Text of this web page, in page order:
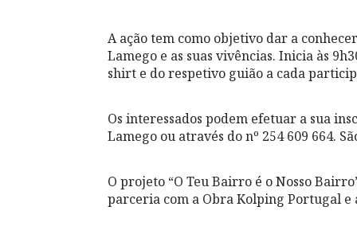
A ação tem como objetivo dar a
Lamego e as suas vivências. Inicia às
shirt e do respetivo guião a cada
Os interessados podem efetuar a sua
Lamego ou através do nº 254 609 664.
O projeto “O Teu Bairro é o Nosso
parceria com a Obra Kolping Portugal e